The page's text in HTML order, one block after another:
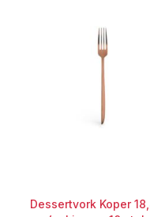
Dessertvork Koper